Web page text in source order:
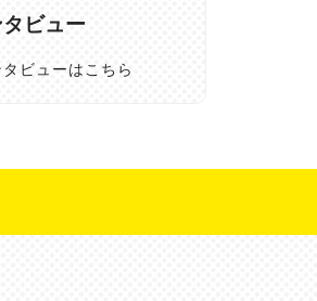
ビュー
ビューはこちら